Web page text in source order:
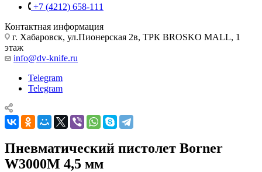
+7 (4212) 658-111
Контактная информация
г. Хабаровск, ул.Пионерская 2в, ТРК BROSKO MALL, 1
этаж
info@dv-knife.ru
Telegram
Telegram
Пневматический пистолет Borner
W3000M 4,5 мм